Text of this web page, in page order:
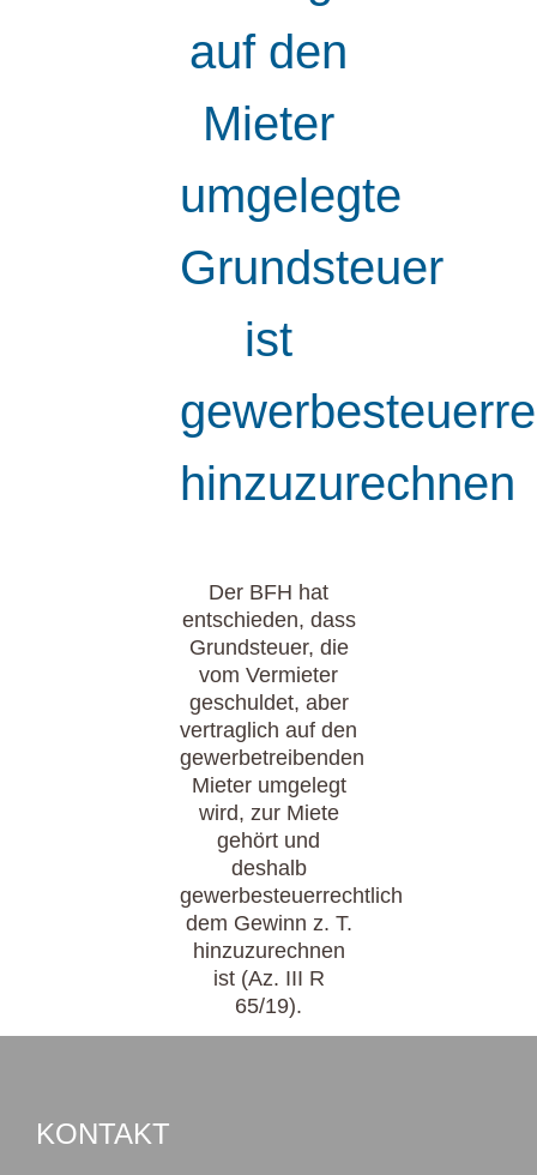
auf den
Mieter
umgelegte
Grundsteuer
ist
hinzuzurechnen
Der BFH hat
entschieden, dass
Grundsteuer, die
vom Vermieter
geschuldet, aber
vertraglich auf den
gewerbetreibenden
Mieter umgelegt
wird, zur Miete
gehört und
deshalb
gewerbesteuerrechtlich
dem Gewinn z. T.
hinzuzurechnen
ist (Az. III R
65/19).
KONTAKT